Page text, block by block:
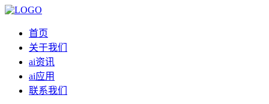
首页
关于我们
ai资讯
ai应用
联系我们